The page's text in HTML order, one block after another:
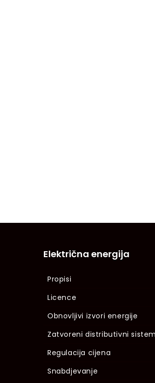
Električna energija
Propisi
Licence
Obnovljivi izvori energije
Zatvoreni distributivni sistem
Regulacija cijena
Snabdjevanje